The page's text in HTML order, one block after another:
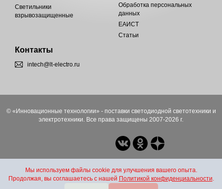
Светильники
взрывозащищенные
Обработка персональных
данных
ЕАИСТ
Статьи
Контакты
intech@lt-electro.ru
© «Инновационные технологии» - поставки светодиодной светотехники и
электротехники. Все права защищены 2007-2026 г.
Мы используем файлы cookie для улучшения вашего опыта.
Продолжая, вы соглашаетесь с нашей Политикой конфиденциальности.